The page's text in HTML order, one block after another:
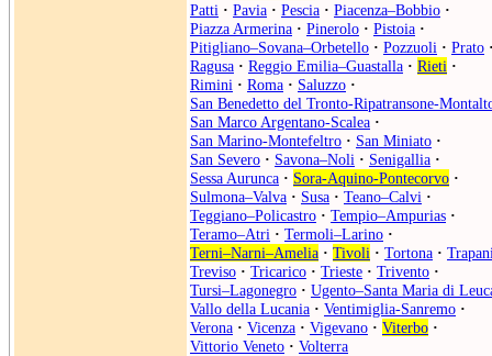
Patti · Pavia · Pescia · Piacenza–Bobbio ·
Piazza Armerina · Pinerolo · Pistoia ·
Pitigliano–Sovana–Orbetello · Pozzuoli · Prato
Ragusa · Reggio Emilia–Guastalla · Rieti ·
Rimini · Roma · Saluzzo ·
San Benedetto del Tronto-Ripatransone-
San Marco Argentano-Scalea ·
San Marino-Montefeltro · San Miniato ·
San Severo · Savona–Noli · Senigallia ·
Sessa Aurunca · Sora-Aquino-Pontecorvo ·
Sulmona–Valva · Susa · Teano–Calvi ·
Teggiano–Policastro · Tempio–Ampurias ·
Teramo–Atri · Termoli–Larino ·
Terni–Narni–Amelia · Tivoli · Tortona ·
Treviso · Tricarico · Trieste · Trivento ·
Tursi–Lagonegro · Ugento–Santa Maria di
Vallo della Lucania · Ventimiglia-Sanremo ·
Verona · Vicenza · Vigevano · Viterbo ·
Vittorio Veneto · Volterra